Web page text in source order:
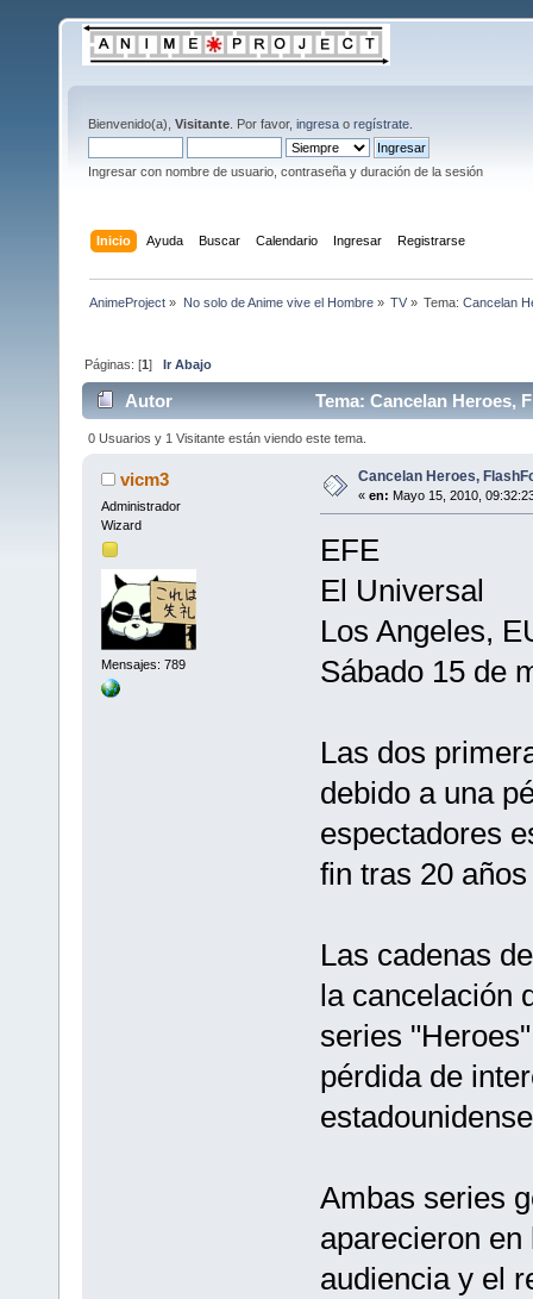
Bienvenido(a), Visitante . Por favor, ingresa o regístrate
Ingresar con nombre de usuario, contraseña y duración de la sesión
Inicio Ayuda Buscar Calendario Ingresar Registrarse
AnimeProject » No solo de Anime vive el Hombre» TV» Tema:Cancelan
Páginas: [1]Ir Abajo
Autor Tema: Cancelan Heroes,
0 Usuarios y 1 Visitante están viendo este tema.
vicm3
Administrador
Wizard
Mensajes: 789
Cancelan Heroes,
« en: Mayo 15, 2010,
EFE
El Universal
Los Angeles,
Sábado 15 de
Las dos
debido a una
espectadores
fin tras 20
Las cadenas
la cancelación
series
pérdida de
Ambas series
aparecieron
audiencia y el